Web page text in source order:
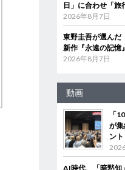
日」に合わせ「旅
2026年8月7日
東野圭吾が選ん
新作『永遠の記憶
2026年8月7日
動画
「
が
ン
AI時代、「暗黙